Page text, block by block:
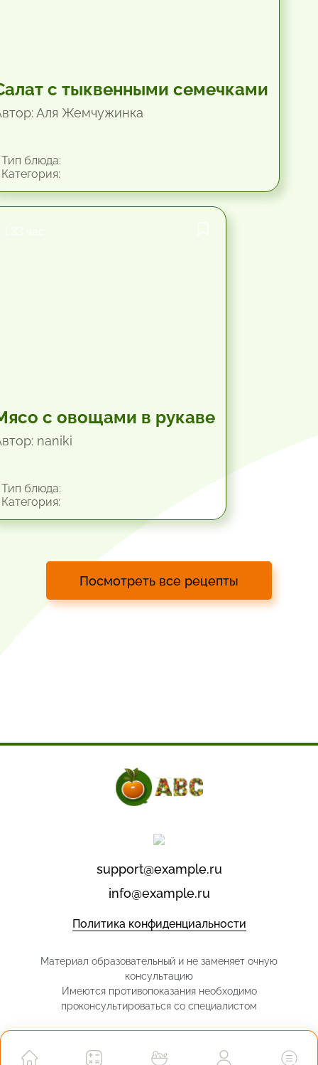
с тыквенными семечками
Аля Жемчужинка
блюда:
с овощами в рукаве
naniki
блюда:
Посмотреть все рецепты
support@example.ru
info@example.ru
Политика конфиденциальности
Материал образовательный и не заменяет очную
консультацию
Имеются противопоказания необходимо
проконсультироваться со специалистом